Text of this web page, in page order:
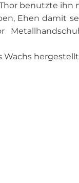
benutzte ihn
Ehen damit
Wachs